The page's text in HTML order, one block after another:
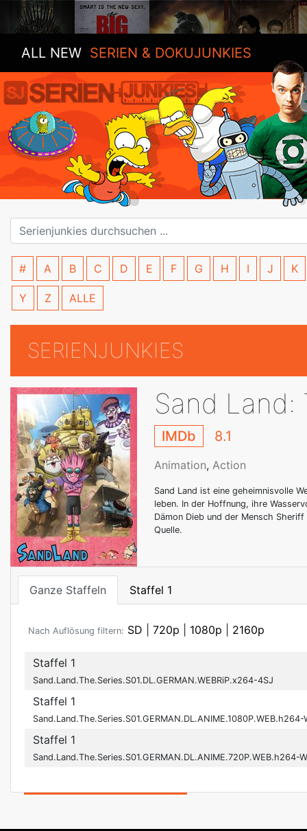
ALL NEW SERIEN & DOKUJUNKIES
# A B C D E F G H I J K
Y Z ALLE
SERIENJUNKIES
Sand Land:
IMDb 8.1
Animation, Action
Sand Land ist eine geheimnisvolle
leben. In der Hoffnung, ihre
Dämon Dieb und der Mensch
Quelle.
Ganze Staffeln Staffel 1
Nach Auflösung filtern: SD 720p 1080p 2160p
Staffel 1
Sand.Land.The.Series.S01.DL.GERMAN.WEBRiP.x264-4SJ
Staffel 1
Sand.Land.The.Series.S01.GERMAN.DL.ANIME.1080P.WEB.h264-
Staffel 1
Sand.Land.The.Series.S01.GERMAN.DL.ANIME.720P.WEB.h264-